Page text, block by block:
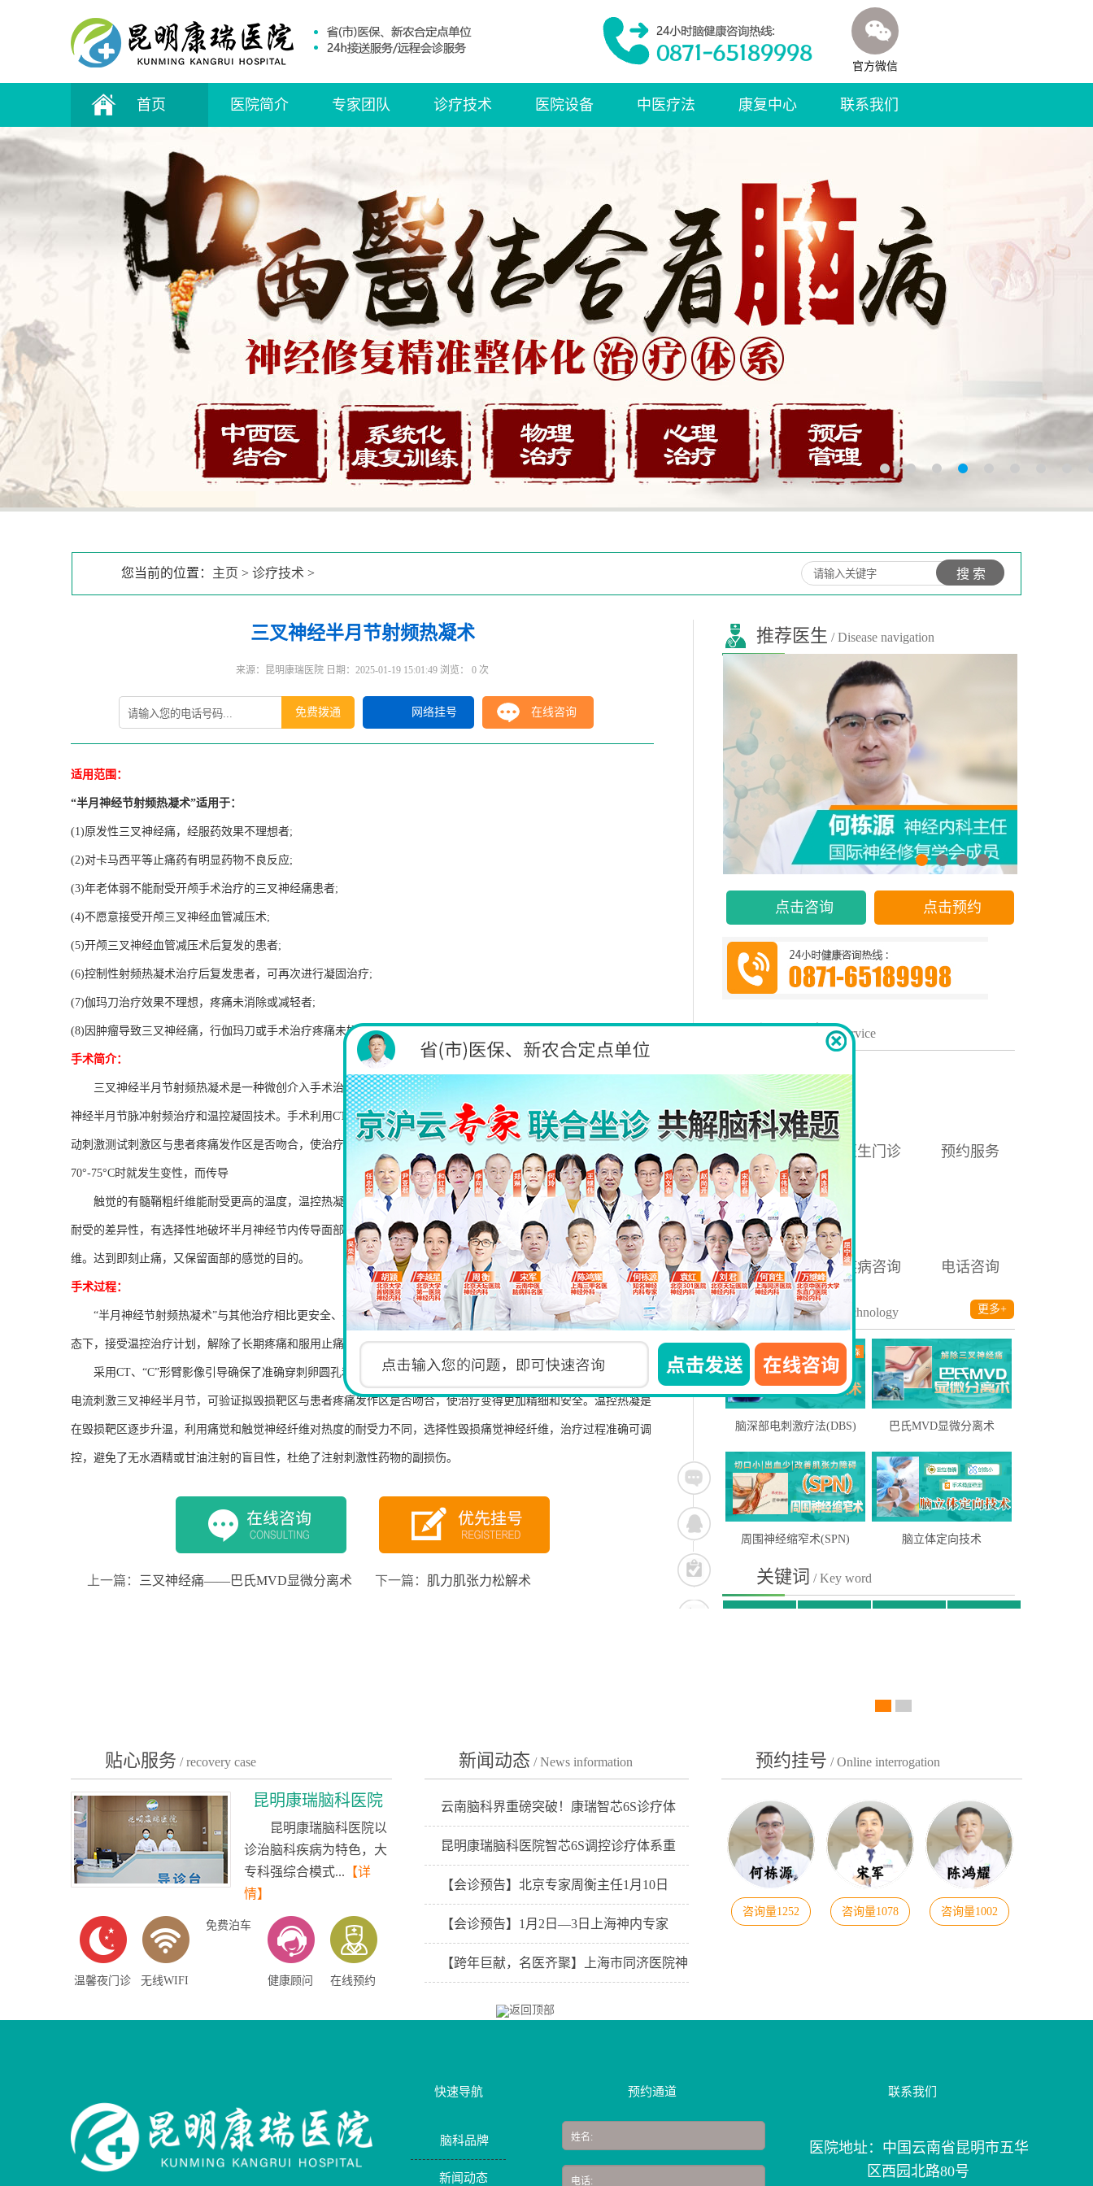
官方微信
首页 医院简介 专家团队 诊疗技术 医院设备 中医疗法 康复中心 联系我们
您当前的位置： 主页 > 诊疗技术 >
三叉神经半月节射频热凝术
来源：昆明康瑞医院 日期：2025-01-19 15:01:49 浏览： 0 次
免费拨通 网络挂号 在线咨询
适用范围：
“半月神经节射频热凝术”适用于：
(1)原发性三叉神经痛，经服药效果不理想者;
(2)对卡马西平等止痛药有明显药物不良反应;
(3)年老体弱不能耐受开颅手术治疗的三叉神经痛患者;
(4)不愿意接受开颅三叉神经血管减压术;
(5)开颅三叉神经血管减压术后复发的患者;
(6)控制性射频热凝术治疗后复发患者，可再次进行凝固治疗;
(7)伽玛刀治疗效果不理想，疼痛未消除或减轻者;
(8) 因肿瘤导致三叉神经痛，行伽玛刀或手术治疗疼痛未好转者。
手术简介：
三叉神经半月节射频热凝术是一种微创介入手术治疗。手术不开刀，是治疗三叉神经痛的重要方法，它包括三叉
神经半月节脉冲射频治疗和温控凝固技术。手术利用CT或“C”形臂等影像引导定位，应用间断脉冲电流感觉刺激及运
动刺激测试刺激区与患者疼痛发作区是否吻合，使治疗变得更加精细和安全。由于传导痛觉的无髓鞘细纤维在
70°-75°C时就发生变性，而传导
触觉的有髓鞘粗纤维能耐受更高的温度，温控热凝是将毁损温度控制在 75°C ，这样就能利用不同神经纤维对温度
耐受的差异性，有选择性地破坏半月神经节内传导面部痛觉的细纤维，而保存对热力抵抗力较大的传导触觉的粗纤
维。达到即刻止痛，又保留面部的感觉的目的。
手术过程：
“半月神经节射频热凝术”与其他治疗相比更安全、有效。手术一般用时30-60分钟、术中快速止痛，病人在清醒状
态下，接受温控治疗计划，解除了长期疼痛和服用止痛剂的烦恼。且复发率低、费用低廉，乐于被广大患者接受。
采用CT、“C”形臂影像引导确保了准确穿刺卵圆孔和三叉神经半月节，显著地提高了治疗效果。穿刺到位后用弱
电流刺激三叉神经半月节，可验证拟毁损靶区与患者疼痛发作区是否吻合，使治疗变得更加精细和安全。温控热凝是
在毁损靶区逐步升温，利用痛觉和触觉神经纤维对热度的耐受力不同，选择性毁损痛觉神经纤维，治疗过程准确可调
控，避免了无水酒精或甘油注射的盲目性，杜绝了注射刺激性药物的副损伤。
上一篇： 三叉神经痛——巴氏MVD显微分离术 下一篇： 肌力肌张力松解术
推荐医生 / Disease navigation
点击咨询 点击预约
便民服务/ Service
就医须知 医生门诊 预约服务
医保查询 疾病咨询 电话咨询
诊疗技术 / Technology 更多+
脑深部电刺激疗法(DBS) 巴氏MVD显微分离术
周围神经缩窄术(SPN) 脑立体定向技术
关键词 / Key word
贴心服务 / recovery case
昆明康瑞脑科医院
昆明康瑞脑科医院以
诊治脑科疾病为特色，大
专科强综合模式... 【详
情】
温馨夜门诊 无线WIFI
免费泊车
健康顾问 在线预约
新闻动态 / News information
云南脑科界重磅突破！康瑞智芯6S诊疗体
昆明康瑞脑科医院智芯6S调控诊疗体系重
【会诊预告】北京专家周衡主任1月10日
【会诊预告】1月2日—3日上海神内专家
【跨年巨献，名医齐聚】上海市同济医院神
预约挂号 / Online interrogation
咨询量1252 咨询量1078 咨询量1002
快速导航
脑科品牌
新闻动态
预约通道 联系我们
医院地址：中国云南省昆明市五华
区西园北路80号